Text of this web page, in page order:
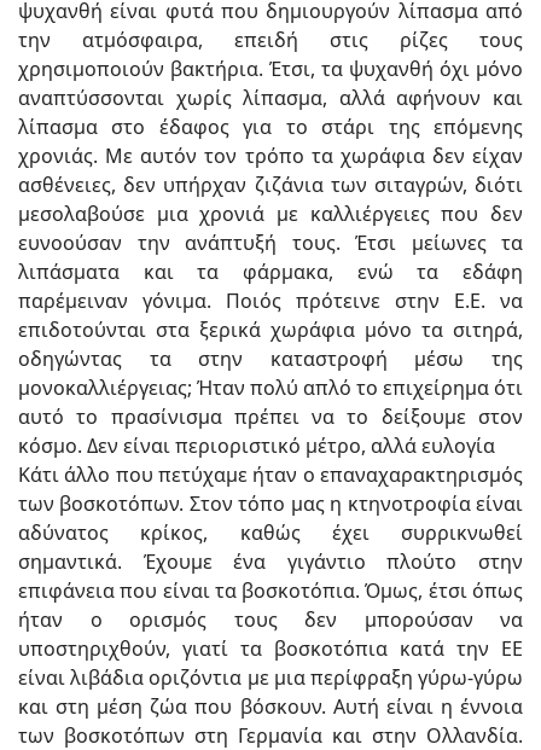
ψυχανθή είναι φυτά που δημιουργούν λίπασμα από
την ατμόσφαιρα, επειδή στις ρίζες τους
χρησιμοποιούν βακτήρια. Έτσι, τα ψυχανθή όχι μόνο
αναπτύσσονται χωρίς λίπασμα, αλλά αφήνουν και
λίπασμα στο έδαφος για το στάρι της επόμενης
χρονιάς. Με αυτόν τον τρόπο τα χωράφια δεν είχαν
ασθένειες, δεν υπήρχαν ζιζάνια των σιταγρών, διότι
μεσολαβούσε μια χρονιά με καλλιέργειες που δεν
ευνοούσαν την ανάπτυξή τους. Έτσι μείωνες τα
λιπάσματα και τα φάρμακα, ενώ τα εδάφη
παρέμειναν γόνιμα. Ποιός πρότεινε στην Ε.Ε. να
επιδοτούνται στα ξερικά χωράφια μόνο τα σιτηρά,
οδηγώντας τα στην καταστροφή μέσω της
μονοκαλλιέργειας; Ήταν πολύ απλό το επιχείρημα ότι
αυτό το πρασίνισμα πρέπει να το δείξουμε στον
κόσμο. Δεν είναι περιοριστικό μέτρο, αλλά ευλογία
Κάτι άλλο που πετύχαμε ήταν ο επαναχαρακτηρισμός
των βοσκοτόπων. Στον τόπο μας η κτηνοτροφία είναι
αδύνατος κρίκος, καθώς έχει συρρικνωθεί
σημαντικά. Έχουμε ένα γιγάντιο πλούτο στην
επιφάνεια που είναι τα βοσκοτόπια. Όμως, έτσι όπως
ήταν ο ορισμός τους δεν μπορούσαν να
υποστηριχθούν, γιατί τα βοσκοτόπια κατά την ΕΕ
είναι λιβάδια οριζόντια με μια περίφραξη γύρω-γύρω
και στη μέση ζώα που βόσκουν. Αυτή είναι η έννοια
των βοσκοτόπων στη Γερμανία και στην Ολλανδία.